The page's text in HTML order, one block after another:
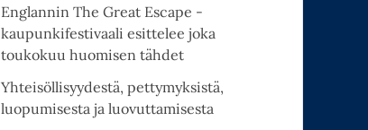
Englannin The Great Escape -
kaupunkifestivaali esittelee joka
toukokuu huomisen tähdet
Yhteisöllisyydestä, pettymyksistä,
luopumisesta ja luovuttamisesta